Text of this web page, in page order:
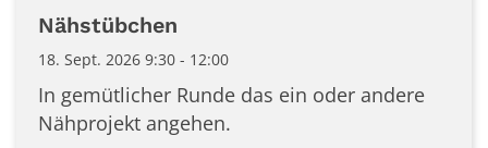
Datum: 18. September 2026
Nähstübchen
18. Sept. 2026 9:30 - 12:00
In gemütlicher Runde das ein oder andere
Nähprojekt angehen.